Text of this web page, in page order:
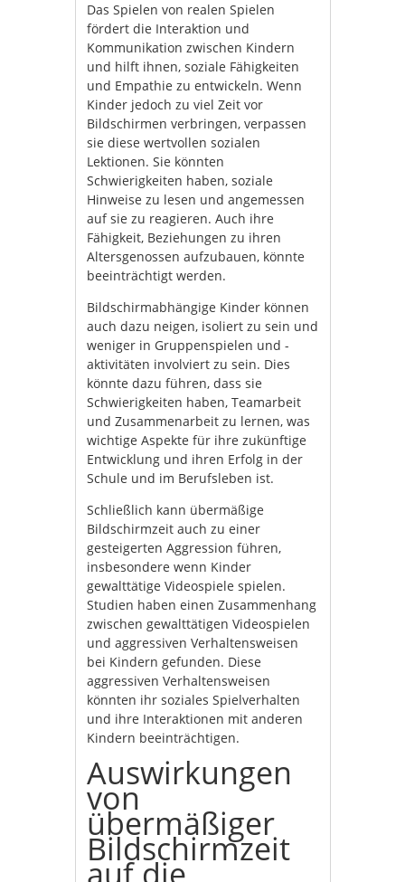
Das Spielen von realen Spielen
fördert die Interaktion und
Kommunikation zwischen Kindern
und hilft ihnen, soziale Fähigkeiten
und Empathie zu entwickeln. Wenn
Kinder jedoch zu viel Zeit vor
Bildschirmen verbringen, verpassen
sie diese wertvollen sozialen
Lektionen. Sie könnten
Schwierigkeiten haben, soziale
Hinweise zu lesen und angemessen
auf sie zu reagieren. Auch ihre
Fähigkeit, Beziehungen zu ihren
Altersgenossen aufzubauen, könnte
beeinträchtigt werden.
Bildschirmabhängige Kinder können
auch dazu neigen, isoliert zu sein und
weniger in Gruppenspielen und -
aktivitäten involviert zu sein. Dies
könnte dazu führen, dass sie
Schwierigkeiten haben, Teamarbeit
und Zusammenarbeit zu lernen, was
wichtige Aspekte für ihre zukünftige
Entwicklung und ihren Erfolg in der
Schule und im Berufsleben ist.
Schließlich kann übermäßige
Bildschirmzeit auch zu einer
gesteigerten Aggression führen,
insbesondere wenn Kinder
gewalttätige Videospiele spielen.
Studien haben einen Zusammenhang
zwischen gewalttätigen Videospielen
und aggressiven Verhaltensweisen
bei Kindern gefunden. Diese
aggressiven Verhaltensweisen
könnten ihr soziales Spielverhalten
und ihre Interaktionen mit anderen
Kindern beeinträchtigen.
Auswirkungen
von
übermäßiger
Bildschirmzeit